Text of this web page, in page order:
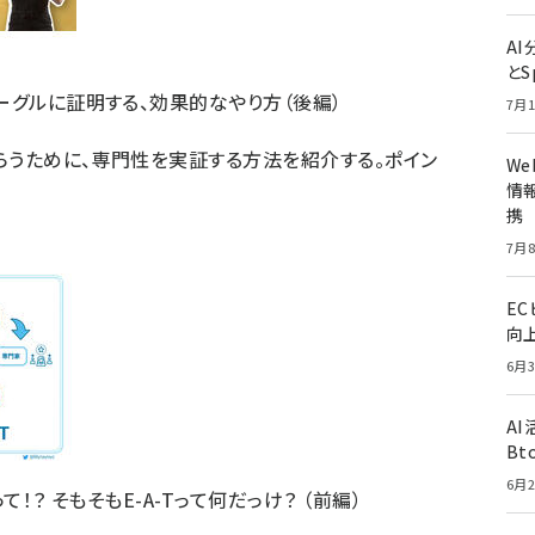
ルに証明する、効果的なやり方（後編）
うために、専門性を実証する方法を紹介する。ポイン
？ そもそもE-A-Tって何だっけ？ （前編）
AI
と
7月
情
携
7月
EC
向
6月
AI
6月